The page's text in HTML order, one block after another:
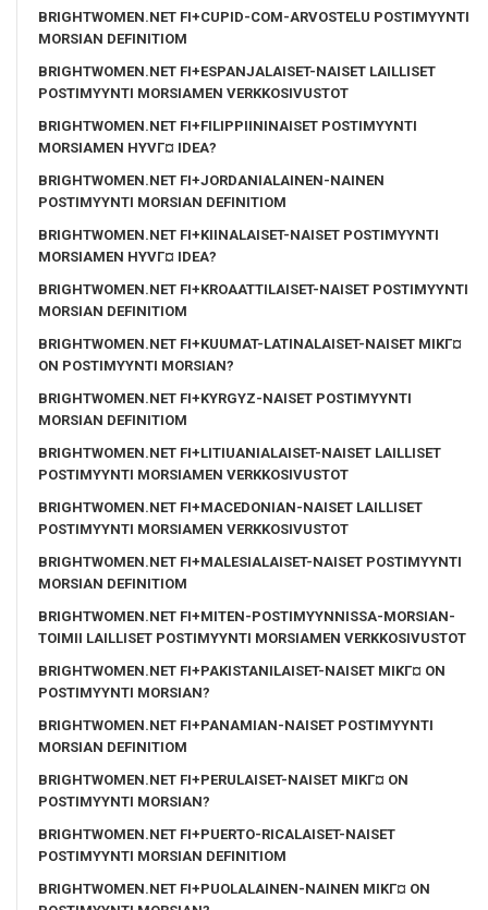
BRIGHTWOMEN.NET FI+CUPID-COM-ARVOSTELU POSTIMYYNTI
MORSIAN DEFINITIOM
BRIGHTWOMEN.NET FI+ESPANJALAISET-NAISET LAILLISET
POSTIMYYNTI MORSIAMEN VERKKOSIVUSTOT
BRIGHTWOMEN.NET FI+FILIPPIININAISET POSTIMYYNTI
MORSIAMEN HYVГ¤ IDEA?
BRIGHTWOMEN.NET FI+JORDANIALAINEN-NAINEN
POSTIMYYNTI MORSIAN DEFINITIOM
BRIGHTWOMEN.NET FI+KIINALAISET-NAISET POSTIMYYNTI
MORSIAMEN HYVГ¤ IDEA?
BRIGHTWOMEN.NET FI+KROAATTILAISET-NAISET POSTIMYYNTI
MORSIAN DEFINITIOM
BRIGHTWOMEN.NET FI+KUUMAT-LATINALAISET-NAISET MIKГ¤
ON POSTIMYYNTI MORSIAN?
BRIGHTWOMEN.NET FI+KYRGYZ-NAISET POSTIMYYNTI
MORSIAN DEFINITIOM
BRIGHTWOMEN.NET FI+LITIUANIALAISET-NAISET LAILLISET
POSTIMYYNTI MORSIAMEN VERKKOSIVUSTOT
BRIGHTWOMEN.NET FI+MACEDONIAN-NAISET LAILLISET
POSTIMYYNTI MORSIAMEN VERKKOSIVUSTOT
BRIGHTWOMEN.NET FI+MALESIALAISET-NAISET POSTIMYYNTI
MORSIAN DEFINITIOM
BRIGHTWOMEN.NET FI+MITEN-POSTIMYYNNISSA-MORSIAN-
TOIMII LAILLISET POSTIMYYNTI MORSIAMEN VERKKOSIVUSTOT
BRIGHTWOMEN.NET FI+PAKISTANILAISET-NAISET MIKГ¤ ON
POSTIMYYNTI MORSIAN?
BRIGHTWOMEN.NET FI+PANAMIAN-NAISET POSTIMYYNTI
MORSIAN DEFINITIOM
BRIGHTWOMEN.NET FI+PERULAISET-NAISET MIKГ¤ ON
POSTIMYYNTI MORSIAN?
BRIGHTWOMEN.NET FI+PUERTO-RICALAISET-NAISET
POSTIMYYNTI MORSIAN DEFINITIOM
BRIGHTWOMEN.NET FI+PUOLALAINEN-NAINEN MIKГ¤ ON